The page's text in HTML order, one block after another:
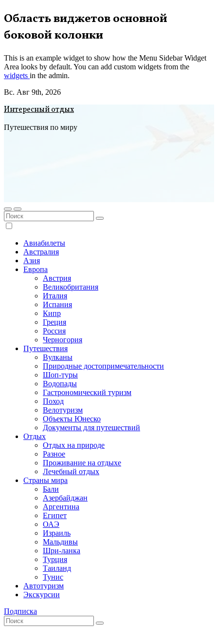
Перейти
к
содержимому
Область виджетов основной
боковой колонки
This is an example widget to show how the Menu Sidebar Widget
Area looks by default. You can add custom widgets from the
widgets in the admin.
Вс. Авг 9th, 2026
Интересный отдых
Путешествия по миру
Авиабилеты
Австралия
Азия
Европа
Австрия
Великобритания
Италия
Испания
Кипр
Греция
Россия
Черногория
Путешествия
Вулканы
Природные достопримечательности
Шоп-туры
Водопады
Гастрономический туризм
Поход
Велотуризм
Объекты Юнеско
Документы для путешествий
Отдых
Отдых на природе
Разное
Проживание на отдыхе
Лечебный отдых
Страны мира
Бали
Азербайджан
Аргентина
Египет
ОАЭ
Израиль
Мальдивы
Шри-ланка
Турция
Таиланд
Тунис
Автотуризм
Экскурсии
Подписка